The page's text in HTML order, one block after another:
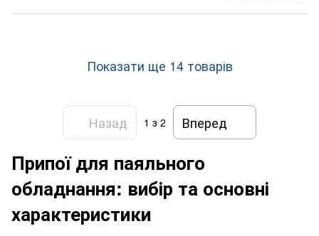
Показати ще 14 товарів
Назад 1 з 2 Вперед
Припої для паяльного
обладнання: вибір та основні
характеристики